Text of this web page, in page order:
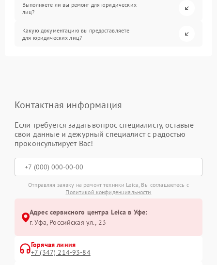
Выполняете ли вы ремонт для юридических
лиц?
Какую документацию вы предоставляете
для юридических лиц?
Контактная информация
Если требуется задать вопрос специалисту, оставьте
свои данные и дежурный специалист с радостью
проконсультирует Вас!
Отправляя заявку на ремонт техники Leica, Вы соглашаетесь с
Политикой конфиденциальности
Адрес сервисного центра Leica в Уфе:
г. Уфа, Российская ул., 23
Горячая линия
+7 (347) 214-93-84